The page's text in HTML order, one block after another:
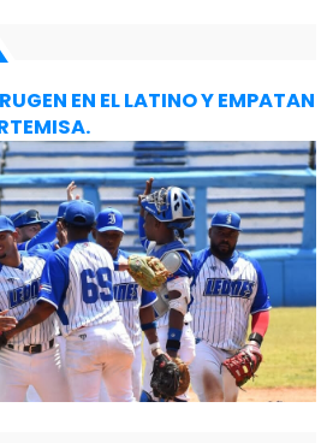
EN EL LATINO Y EMPATAN